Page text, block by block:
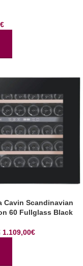
€
AL CARRITO
Cavin Scandinavian
60 Fullglass Black
1.109,00€
AL CARRITO